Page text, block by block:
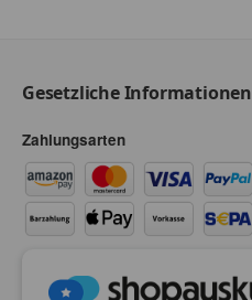
Gesetzliche Informationen
Zahlungsarten